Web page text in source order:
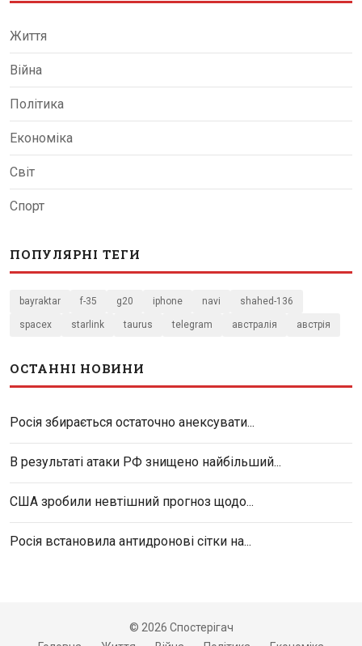
Життя
Війна
Політика
Економіка
Світ
Спорт
ПОПУЛЯРНІ ТЕГИ
bayraktar f-35 g20 iphone navi shahed-136
spacex starlink taurus telegram австралія австрія
ОСТАННІ НОВИНИ
Росія збирається остаточно анексувати...
В результаті атаки РФ знищено найбільший...
США зробили невтішний прогноз щодо...
Росія встановила антидронові сітки на...
© 2026 Спостерігач